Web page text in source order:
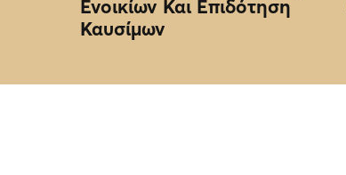
Ενοικίων Και Επιδότηση
Καυσίμων